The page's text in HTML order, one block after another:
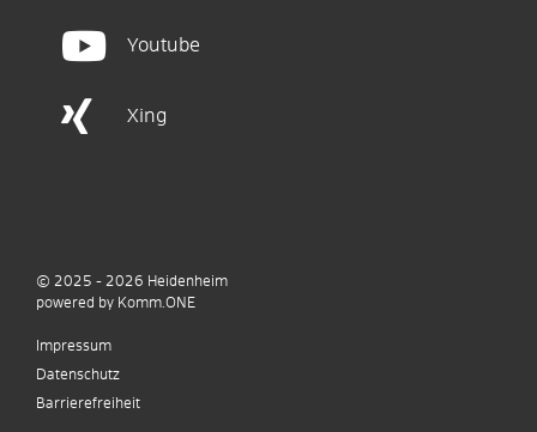
Youtube
Xing
© 2025 - 2026 Heidenheim
powered by Komm.ONE
Impressum
Datenschutz
Barrierefreiheit